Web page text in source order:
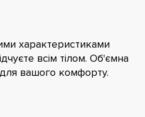
характеристиками
всім тілом. Об'ємна
для вашого комфорту.